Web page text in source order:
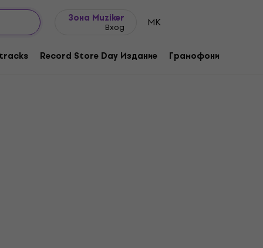
Зона Muziker
Вход MK
Record Store Day Издание Грамофони